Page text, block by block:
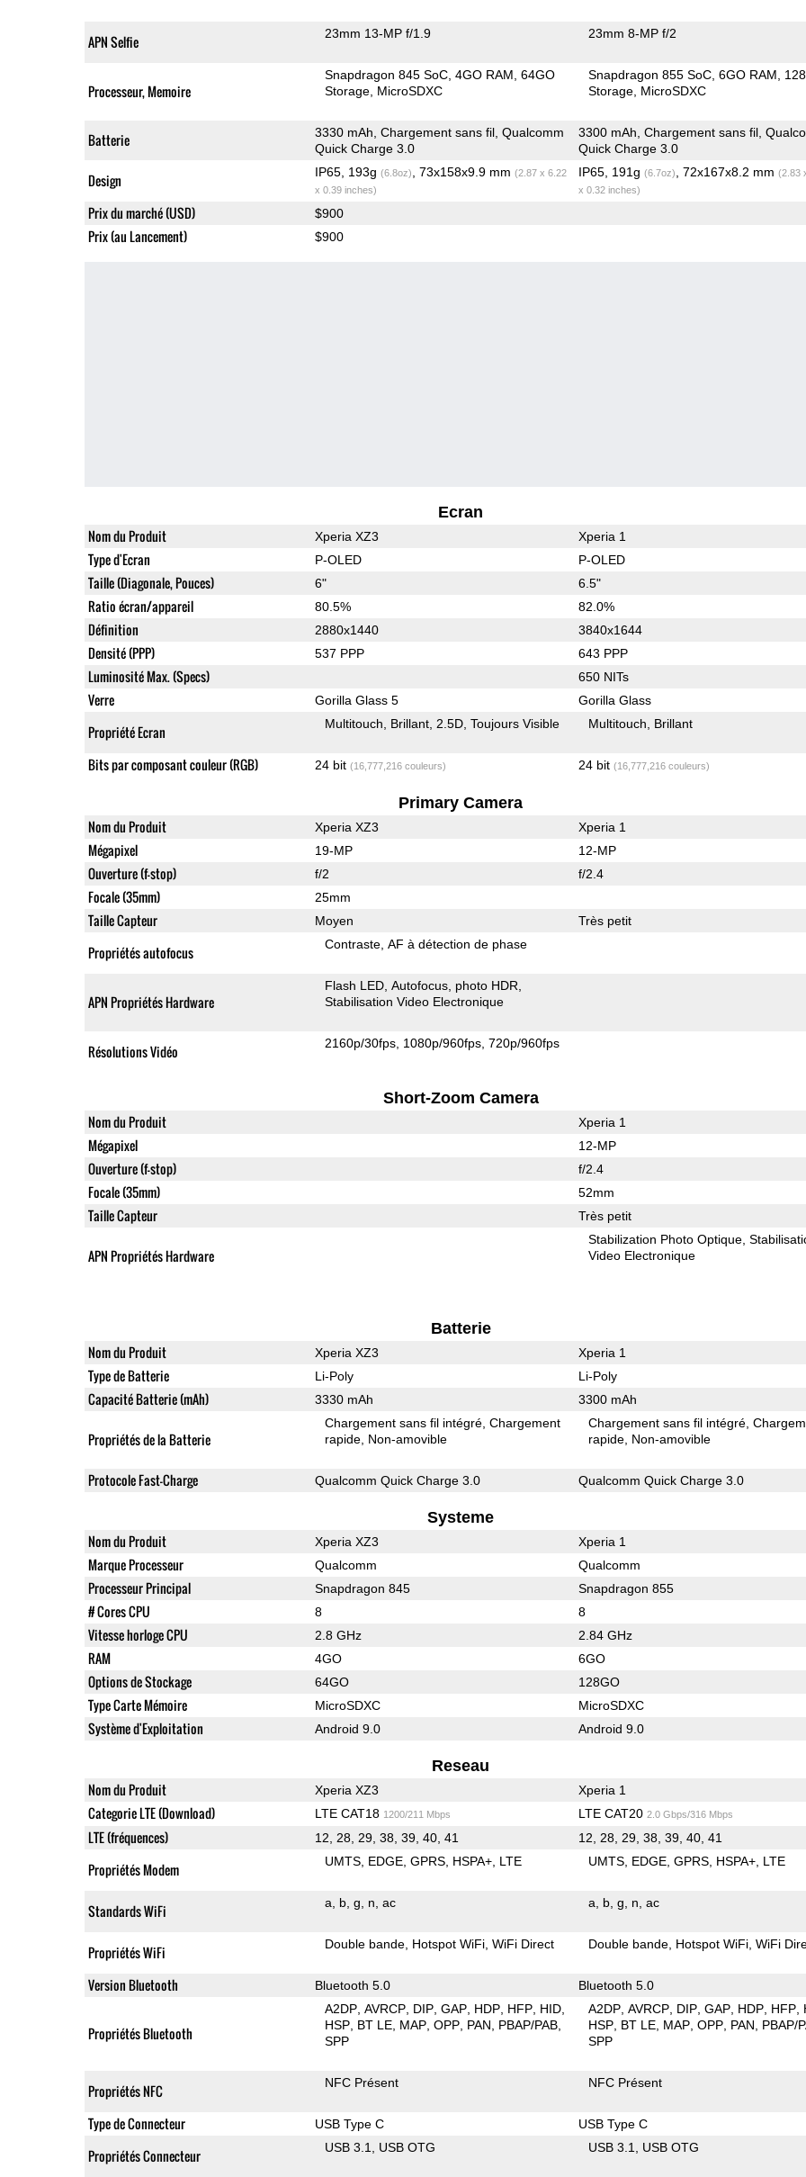
APN Selfie 23mm 13-MP f/1.9 23mm 8-MP f/2
Processeur, Memoire
Snapdragon 845 SoC 4GO RAM 64GO
Storage MicroSDXC
Snapdragon 855 SoC 6GO RAM
Storage MicroSDXC
Batterie
3330 mAh, Chargement sans fil, Qualcomm
Quick Charge 3.0
3300 mAh, Chargement sans fil,
Quick Charge 3.0
Design IP65, 193g (6.8oz) , 73x158x9.9 mm (2.87 x 6.22
x 0.39 inches)
IP65, 191g (6.7oz) , 72x167x8.2 mm (2.83
x 0.32 inches)
Prix du marché (USD) $900
Prix (au Lancement) $900
Ecran
Nom du Produit Xperia XZ3 Xperia 1
Type d'Ecran P-OLED P-OLED
Taille (Diagonale, Pouces) 6" 6.5"
Ratio écran/appareil 80.5% 82.0%
Définition 2880x1440 3840x1644
Densité (PPP) 537 PPP 643 PPP
Luminosité Max. (Specs) 650 NITs
Verre Gorilla Glass 5 Gorilla Glass
Propriété Ecran Multitouch Brillant 2.5D Toujours Visible Multitouch Brillant
Bits par composant couleur (RGB) 24 bit (16,777,216 couleurs) 24 bit (16,777,216 couleurs)
Primary Camera
Nom du Produit Xperia XZ3 Xperia 1
Mégapixel 19-MP 12-MP
Ouverture (f-stop) f/2 f/2.4
Focale (35mm) 25mm
Taille Capteur Moyen Très petit
Propriétés autofocus Contraste AF à détection de phase
APN Propriétés Hardware
Flash LED Autofocus photo HDR
Stabilisation Video Electronique
Résolutions Vidéo 2160p/30fps 1080p/960fps 720p/960fps
Short-Zoom Camera
Nom du Produit Xperia 1
Mégapixel 12-MP
Ouverture (f-stop) f/2.4
Focale (35mm) 52mm
Taille Capteur Très petit
APN Propriétés Hardware
Stabilization Photo Optique
Video Electronique
Batterie
Nom du Produit Xperia XZ3 Xperia 1
Type de Batterie Li-Poly Li-Poly
Capacité Batterie (mAh) 3330 mAh 3300 mAh
Propriétés de la Batterie
Chargement sans fil intégré Chargement
rapide Non-amovible
Chargement sans fil intégré
rapide Non-amovible
Protocole Fast-Charge Qualcomm Quick Charge 3.0 Qualcomm Quick Charge 3.0
Systeme
Nom du Produit Xperia XZ3 Xperia 1
Marque Processeur Qualcomm Qualcomm
Processeur Principal Snapdragon 845 Snapdragon 855
# Cores CPU 8 8
Vitesse horloge CPU 2.8 GHz 2.84 GHz
RAM 4GO 6GO
Options de Stockage 64GO 128GO
Type Carte Mémoire MicroSDXC MicroSDXC
Système d'Exploitation Android 9.0 Android 9.0
Reseau
Nom du Produit Xperia XZ3 Xperia 1
Categorie LTE (Download) LTE CAT18 1200/211 Mbps LTE CAT20 2.0 Gbps/316 Mbps
LTE (fréquences) 12, 28, 29, 38, 39, 40, 41 12, 28, 29, 38, 39, 40, 41
Propriétés Modem UMTS EDGE GPRS HSPA+ LTE UMTS EDGE GPRS HSPA+ LTE
Standards WiFi a b g n ac a b g n ac
Propriétés WiFi Double bande Hotspot WiFi WiFi Direct Double bande Hotspot WiFi WiFi
Version Bluetooth Bluetooth 5.0 Bluetooth 5.0
Propriétés Bluetooth
A2DP AVRCP DIP GAP HDP HFP HID
HSP BT LE MAP OPP PAN
PBAP/PAB
SPP
A2DP AVRCP DIP GAP HDP HFP
HSP BT LE MAP OPP PAN
PBAP/
SPP
Propriétés NFC NFC Présent NFC Présent
Type de Connecteur USB Type C USB Type C
Propriétés Connecteur USB 3.1 USB OTG USB 3.1 USB OTG